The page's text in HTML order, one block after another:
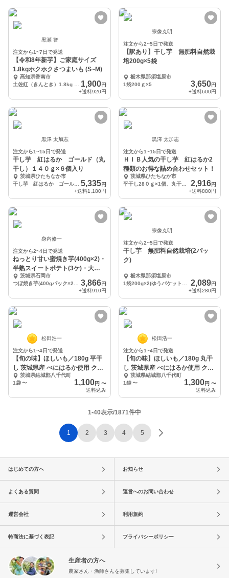
黒瀬 智
注文から1~7日で発送
【令和8年新芋】ご家庭サイズ
1.8kgホクホクさつまいも (S~M)
高知県香南市
1,900円
+送料920円
宗像克明
注文から2~5日で発送
【訳あり】干し芋 無肥料自然栽
培200g×5袋
栃木県那須塩原市
1袋200ｇ×5
3,650円
+送料600円
黒澤 太加志
注文から1~15日で発送
干し芋 紅はるか ゴールド（丸
干し）１４０ｇ×６個入り
茨城県ひたちなか市
干し芋 紅はるか ゴールド（丸干し）１４０ｇ×６個入り
5,335円
+送料1,180円
黒澤 太加志
注文から1~15日で発送
ＨＩＢ人気の干し芋 紅はるか2
種類のお得な詰め合わせセット！
茨城県ひたちなか市
平干し28０ｇ×1個、丸干し７０ｇ×2個
2,916円
+送料880円
身内修一
注文から2~4日で発送
ねっとり甘い蜜焼き芋(400g×2)・
半熟スイートポテト(3ケ)・大学
芋セット
茨城県石岡市
3,866円
+送料910円
宗像克明
注文から2~5日で発送
干し芋 無肥料自然栽培(2パッ
ク)
栃木県那須塩原市
2,089円
+送料280円
松田浩一
注文から1~4日で発送
【旬の味】ほしいも／180g 平干
し 茨城県産 べにはるか使用 クリ
ックポスト
茨城県結城郡八千代町
1袋〜 1,100円 〜
送料込み
松田浩一
注文から1~4日で発送
【旬の味】ほしいも／180g 丸干
し 茨城県産 べにはるか使用 クリ
ックポスト
茨城県結城郡八千代町
1袋 〜 1,300円 〜
送料込み
1-40表示/1871件中
1 2 3 4 5
はじめての方へ お知らせ
よくある質問 運営へのお問い合わせ
運営会社 利用規約
特商法に基づく表記 プライバシーポリシー
生産者の方へ
農家さん・漁師さんを募集しています!